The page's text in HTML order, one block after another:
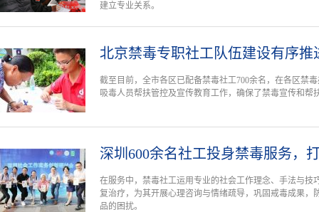
建立专业关系。
北京禁毒专职社工队伍建设有序推
截至目前，全市各区已配备禁毒社工700余名，在各区禁
吸毒人员帮扶管控及宣传教育工作，确保了禁毒宣传和帮
深圳600余名社工投身禁毒服务，
在服务中，禁毒社工运用专业的社会工作理念、手法与技
复治疗，为其开展心理咨询与情绪疏导，巩固戒毒成果，
品的困扰。